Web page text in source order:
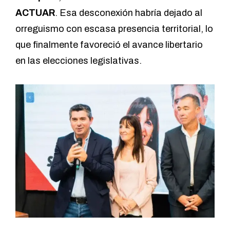
ACTUAR. Esa desconexión habría dejado al
orreguismo con escasa presencia territorial, lo
que finalmente favoreció el avance libertario
en las elecciones legislativas.